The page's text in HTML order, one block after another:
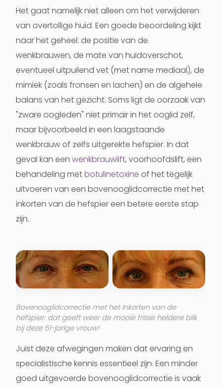
Het gaat namelijk niet alleen om het verwijderen
van overtollige huid. Een goede beoordeling kijkt
naar het geheel: de positie van de
wenkbrauwen, de mate van huidoverschot,
eventueel uitpuilend vet (met name mediaal), de
mimiek (zoals fronsen en lachen) en de algehele
balans van het gezicht. Soms ligt de oorzaak van
"zware oogleden" niet primair in het ooglid zelf,
maar bijvoorbeeld in een laagstaande
wenkbrauw of zelfs uitgerekte hefspier. In dat
geval kan een wenkbrauwlift, voorhoofdslift, een
behandeling metbotulinetoxine of het tegelijk
uitvoeren van een bovenooglidcorrectie met het
inkorten van de hefspier een betere eerste stap
zijn.
Bovenooglidcorrectie met het inkorten van de
hefspier: dat geeft weer de mooie frisse heldere blik
bij deze 51-jarige vrouw!
Juist deze afwegingen maken dat ervaring en
specialistische kennis essentieel zijn. Een minder
goed uitgevoerde bovenooglidcorrectie is vaak